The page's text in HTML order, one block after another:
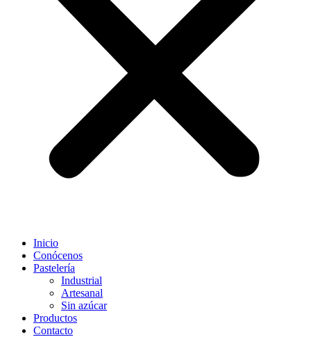
Inicio
Conócenos
Pastelería
Industrial
Artesanal
Sin azúcar
Productos
Contacto